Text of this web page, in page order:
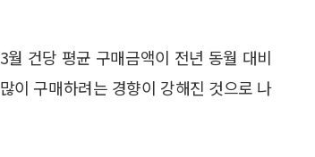
건당 평균 구매금액이 전년 동월 대비
이 구매하려는 경향이 강해진 것으로 나